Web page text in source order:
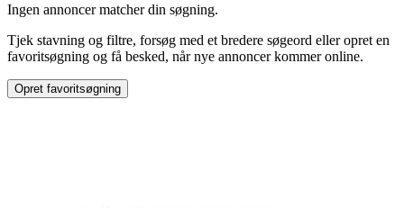
Kenworth
Ingen annoncer matcher din søgning.
Tjek stavning og filtre, forsøg med et bredere søgeord eller opret en
favoritsøgning og få besked, når nye annoncer kommer online.
Opret favoritsøgning